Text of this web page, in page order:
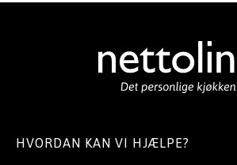
HVORDAN KAN VI HJÆLPE?